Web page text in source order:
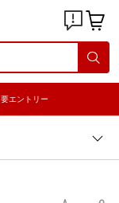
要エントリー